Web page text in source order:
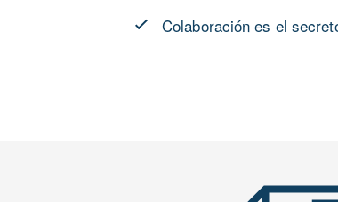
Colaboración es el